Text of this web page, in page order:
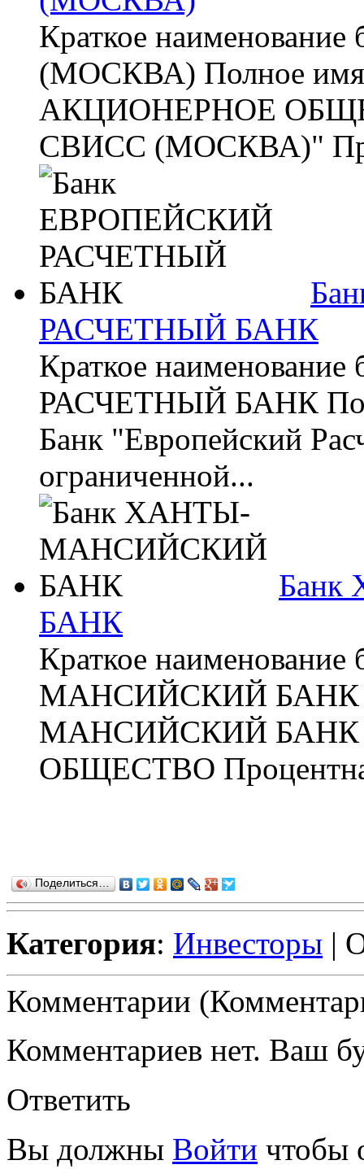
Краткое
(МОСКВА) Полное
АКЦИОНЕРНОЕ
СВИСС (МОСКВА)"
РАСЧЕТНЫЙ БАНК
Краткое
РАСЧЕТНЫЙ БАНК
Банк "Европейский
ограниченной...
БАНК
Краткое
МАНСИЙСКИЙ БАНК
МАНСИЙСКИЙ
ОБЩЕСТВО
Поделиться…
Категория: Инвесторы |
Комментарии
Комментариев нет. Ваш
Ответить
Вы должны Войти чтобы